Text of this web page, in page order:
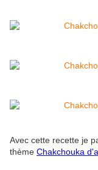
Avec cette recette je
thème Chakchouka